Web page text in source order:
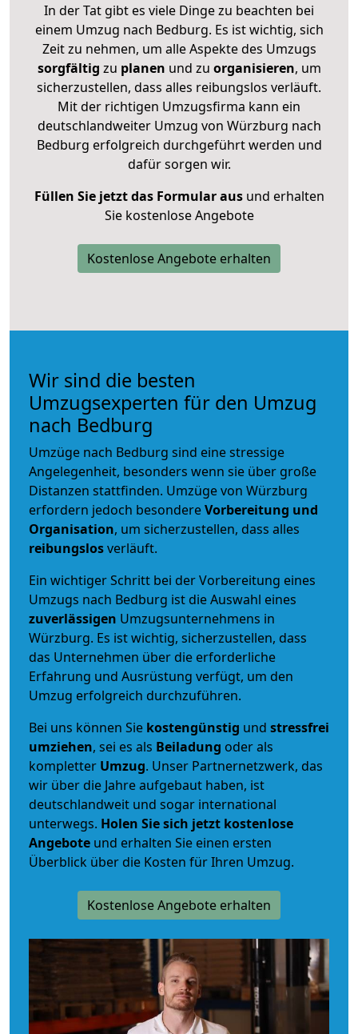
In der Tat gibt es viele Dinge zu beachten bei
einem Umzug nach Bedburg. Es ist wichtig, sich
Zeit zu nehmen, um alle Aspekte des Umzugs
sorgfältig zu planen und zu organisieren, um
sicherzustellen, dass alles reibungslos verläuft.
Mit der richtigen Umzugsfirma kann ein
deutschlandweiter Umzug von Würzburg nach
Bedburg erfolgreich durchgeführt werden und
dafür sorgen wir.
Füllen Sie jetzt das Formular ausund erhalten
Sie kostenlose Angebote
Kostenlose Angebote erhalten
Wir sind die besten
Umzugsexperten für den Umzug
nach Bedburg
Umzüge nach Bedburg sind eine stressige
Angelegenheit, besonders wenn sie über große
Distanzen stattfinden. Umzüge von Würzburg
erfordern jedoch besondereVorbereitung und
Organisation, um sicherzustellen, dass alles
reibungslosverläuft.
Ein wichtiger Schritt bei der Vorbereitung eines
Umzugs nach Bedburg ist die Auswahl eines
zuverlässigen Umzugsunternehmens in
Würzburg. Es ist wichtig, sicherzustellen, dass
das Unternehmen über die erforderliche
Erfahrung und Ausrüstung verfügt, um den
Umzug erfolgreich durchzuführen.
Bei uns können Sie kostengünstig und stressfrei
umziehen, sei es als Beiladung oder als
kompletter Umzug. Unser Partnernetzwerk, das
wir über die Jahre aufgebaut haben, ist
deutschlandweit und sogar international
unterwegs. Holen Sie sich jetzt kostenlose
Angebote und erhalten Sie einen ersten
Überblick über die Kosten für Ihren Umzug.
Kostenlose Angebote erhalten